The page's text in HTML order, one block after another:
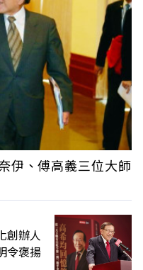
伊、傅高義三位大師
創辦人
令褒揚